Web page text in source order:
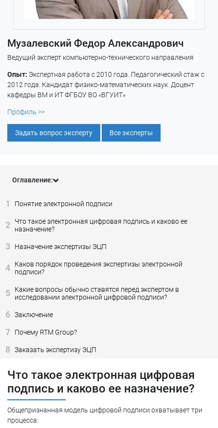
Музалевский Федор Александрович
Ведущий эксперт компьютерно-технического направления
Опыт: Экспертная работа с 2010 года. Педагогический стаж с
2012 года. Кандидат физико-математических наук. Доцент
кафедры ВМ и ИТ ФГБОУ ВО «ВГУИТ»
Профиль >>
Задать вопрос эксперту Все эксперты
Оглавление:
1 Понятие электронной подписи
2
Что такое электронная цифровая подпись и каково ее
назначение?
3 Назначение экспертизы ЭЦП
4
Каков порядок проведения экспертизы электронной
подписи?
5
Какие вопросы обычно ставятся перед экспертом в
исследовании электронной цифровой подписи?
6 Заключение
7 Почему RTM Group?
8 Заказать экспертизу ЭЦП
Что такое электронная цифровая
подпись и каково ее назначение?
Общепризнанная модель цифровой подписи охватывает три
процесса: